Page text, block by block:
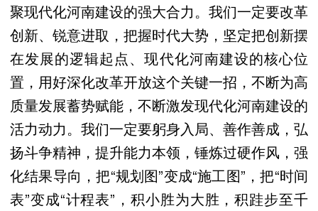
聚现代化河南建设的强大合力。我们一定要改革
创新、锐意进取，把握时代大势，坚定把创新摆
在发展的逻辑起点、现代化河南建设的核心位
置，用好深化改革开放这个关键一招，不断为高
质量发展蓄势赋能，不断激发现代化河南建设的
活力动力。我们一定要躬身入局、善作善成，弘
扬斗争精神，提升能力本领，锤炼过硬作风，强
化结果导向，把“规划图”变成“施工图”，把“时间
表”变成“计程表”，积小胜为大胜，积跬步至千